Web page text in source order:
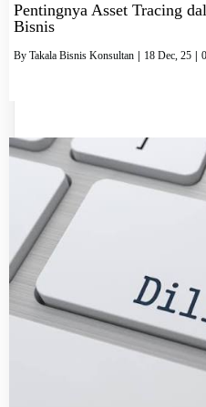
Pentingnya Asset Tracing
Bisnis
By Takala Bisnis Konsultan 18 Dec, 25